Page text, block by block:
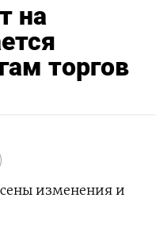
на
торгов
изменения и